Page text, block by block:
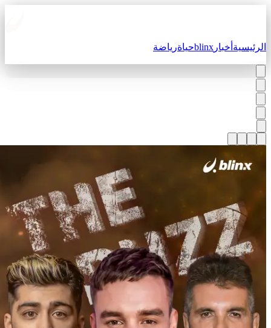
أخبارblinxحياةرياضة